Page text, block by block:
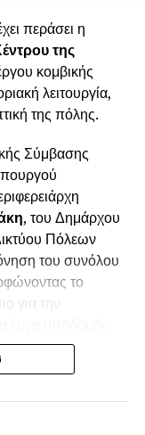
περάσει η
της
κομβικής
λειτουργία,
της πόλης.
Σύμβασης
, του Δημάρχου
Πόλεων
του συνόλου
το
για την
ΙΙ» και
των